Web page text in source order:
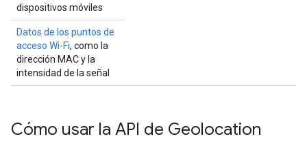
dispositivos móviles
Datos de los puntos de
acceso Wi-Fi, como la
dirección MAC y la
intensidad de la señal
Cómo usar la API de Geolocation